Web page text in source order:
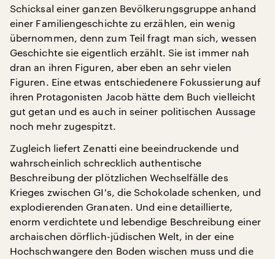
Schicksal einer ganzen Bevölkerungsgruppe anhand
einer Familiengeschichte zu erzählen, ein wenig
übernommen, denn zum Teil fragt man sich, wessen
Geschichte sie eigentlich erzählt. Sie ist immer nah
dran an ihren Figuren, aber eben an sehr vielen
Figuren. Eine etwas entschiedenere Fokussierung auf
ihren Protagonisten Jacob hätte dem Buch vielleicht
gut getan und es auch in seiner politischen Aussage
noch mehr zugespitzt.
Zugleich liefert Zenatti eine beeindruckende und
wahrscheinlich schrecklich authentische
Beschreibung der plötzlichen Wechselfälle des
Krieges zwischen GI's, die Schokolade schenken, und
explodierenden Granaten. Und eine detaillierte,
enorm verdichtete und lebendige Beschreibung einer
archaischen dörflich-jüdischen Welt, in der eine
Hochschwangere den Boden wischen muss und die